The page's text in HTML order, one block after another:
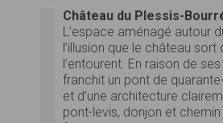
Château du Plessis-
L’espace aménagé autour
l’illusion que le château sort
l’entourent. En raison de
franchit un pont de
et d’une architecture
pont-levis, donjon et